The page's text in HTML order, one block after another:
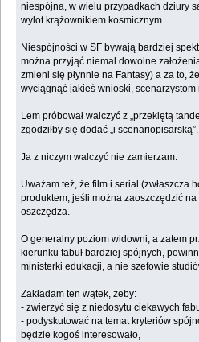
niespójna, w wielu przypadkach dziury
wylot krążownikiem kosmicznym.
Niespójności w SF bywają bardziej
można przyjąć niemal dowolne
zmieni się płynnie na Fantasy) a za to,
wyciągnąć jakieś wnioski, scenarzystom
Lem próbował walczyć z „przeklętą
zgodziłby się dodać „i scenariopisarską”.
Ja z niczym walczyć nie zamierzam.
Uważam też, że film i serial (zwłaszcza
produktem, jeśli można zaoszczędzić
oszczędza.
O generalny poziom widowni, a zatem
kierunku fabuł bardziej spójnych,
ministerki edukacji, a nie szefowie
Zakładam ten wątek, żeby:
- zwierzyć się z niedosytu ciekawych
- podyskutować na temat kryteriów
będzie kogoś interesowało,